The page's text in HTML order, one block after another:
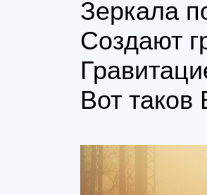
Зеркала
Создают
Вот